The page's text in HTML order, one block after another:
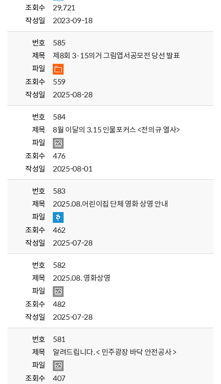
조회수
29,721
작성일
2023-09-18
번호
585
제목
제8회 3·15의거 그림엽서공모전 당선 발표
파일
조회수
559
작성일
2025-08-28
번호
584
제목
8월 이달의 3.15 인물포커스 <전의규 열사>
파일
조회수
476
작성일
2025-08-01
번호
583
제목
2025.08.어린이집 단체 영화 상영 안내
파일
조회수
462
작성일
2025-07-28
번호
582
제목
2025.08. 영화상영
파일
조회수
482
작성일
2025-07-28
번호
581
제목
알려드립니다. < 민주광장 바닥 안전공사 >
파일
조회수
407